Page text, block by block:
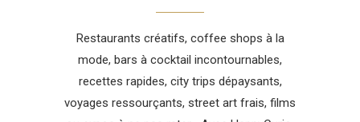
Restaurants créatifs, coffee shops à la
mode, bars à cocktail incontournables,
recettes rapides, city trips dépaysants,
voyages ressourçants, street art frais, films